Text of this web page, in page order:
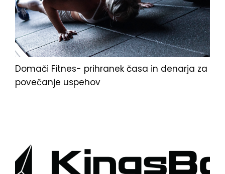
Domači Fitnes- prihranek časa in denarja za
povečanje uspehov